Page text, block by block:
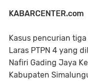
KABARCENTER.com
Kasus pencurian
Laras PTPN 4 yang
Nafiri Gading Jaya
Kabupaten